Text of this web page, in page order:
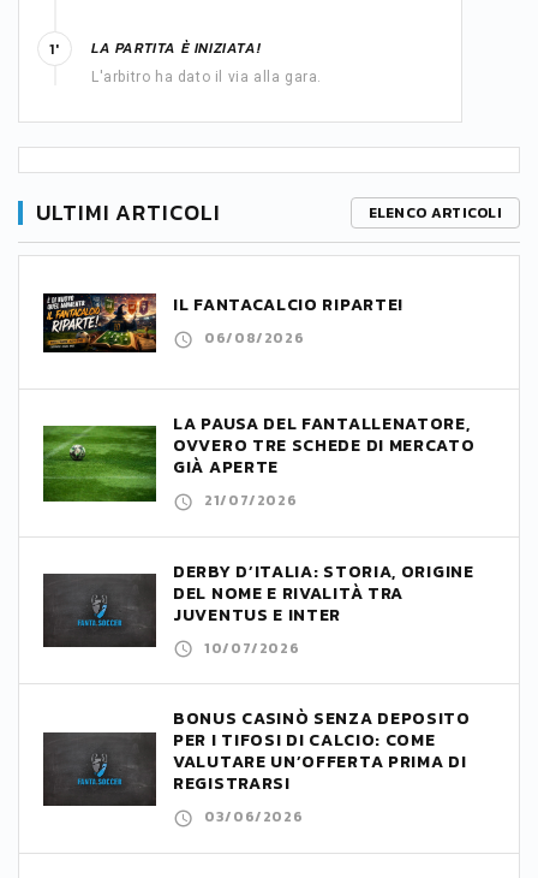
LA PARTITA È INIZIATA!
L'arbitro ha dato il via alla gara.
1'
ULTIMI ARTICOLI ELENCO ARTICOLI
IL FANTACALCIO RIPARTE!
06/08/2026
LA PAUSA DEL FANTALLENATORE,
OVVERO TRE SCHEDE DI MERCATO
GIÀ APERTE
21/07/2026
DERBY D’ITALIA: STORIA, ORIGINE
DEL NOME E RIVALITÀ TRA
JUVENTUS E INTER
10/07/2026
BONUS CASINÒ SENZA DEPOSITO
PER I TIFOSI DI CALCIO: COME
VALUTARE UN’OFFERTA PRIMA DI
REGISTRARSI
03/06/2026